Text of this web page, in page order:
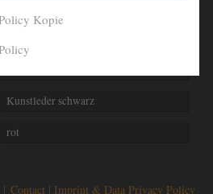
Kunstleder schwarz
rot
| Contact Imprint & Data Privacy Policy
Kopie